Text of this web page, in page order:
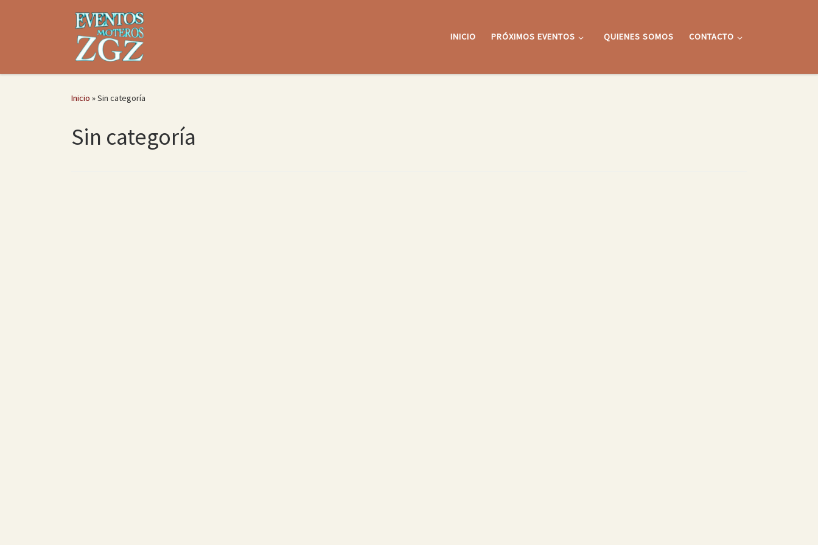
Saltar al contenido
INICIO PRÓXIMOS EVENTOS QUIENES SOMOS CONTACTO
Inicio »Sin categoría
Sin categoría